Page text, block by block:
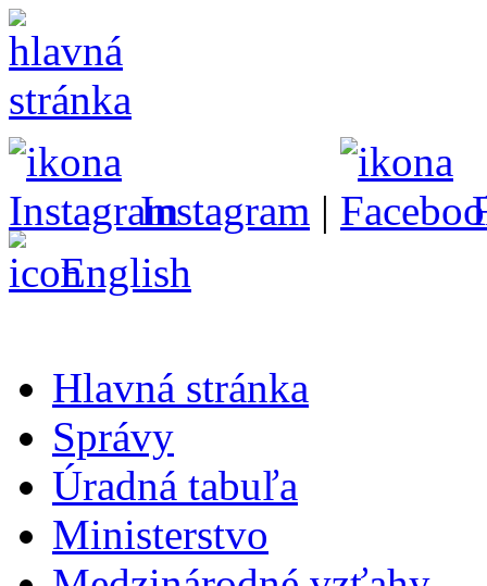
Instagram |
English
Hlavná stránka
Správy
Úradná tabuľa
Ministerstvo